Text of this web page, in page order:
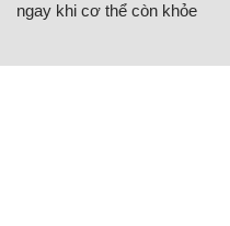
ngay khi cơ thể còn khỏe